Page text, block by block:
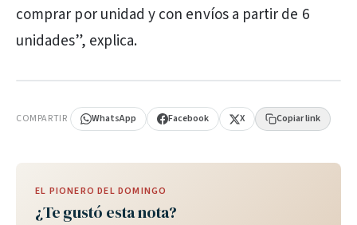
comprar por unidad y con envíos a partir de 6
unidades”, explica.
COMPARTIR WhatsApp Facebook X Copiar link
EL PIONERO DEL DOMINGO
¿Te gustó esta nota?